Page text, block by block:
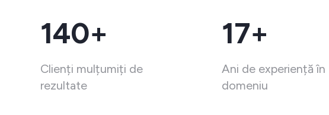
140+
Clienți mulțumiți de
rezultate
17+
Ani de experiență în
domeniu